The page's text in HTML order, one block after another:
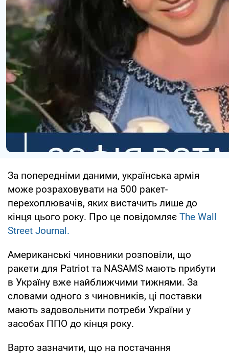
За попередніми даними, українська армія
може розраховувати на 500 ракет-
перехоплювачів, яких вистачить лише до
кінця цього року. Про це повідомляє The Wall
Street Journal.
Американські чиновники розповіли, що
ракети для Patriot та NASAMS мають прибути
в Україну вже найближчими тижнями. За
словами одного з чиновників, ці поставки
мають задовольнити потреби України у
засобах ППО до кінця року.
Варто зазначити, що на постачання